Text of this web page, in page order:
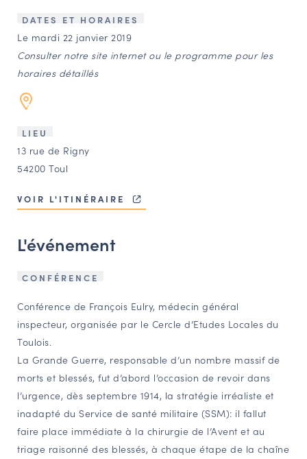
CONTACT
Agenda
Annuaire
Ressources
BOURSE D’ÉCHANGE
CARTES DES NAUDIN
Espace acteurs
NAVIGATION FILTRÉE « ACTEURS »
PORTAIL CULTURE
Comité d'Histoire Régionale
Service Inventaire et Patrimoines de la Région Grand Est
DATES ET HORAIRES
Le mardi 22 janvier 2019
Consulter notre site internet ou le programme pour les
horaires détaillés
LIEU
13 rue de Rigny
54200 Toul
VOIR L'ITINÉRAIRE
L'événement
CONFÉRENCE
Conférence de François Eulry, médecin général
inspecteur, organisée par le Cercle d’Etudes Locales du
Toulois.
La Grande Guerre, responsable d’un nombre massif de
morts et blessés, fut d’abord l’occasion de revoir dans
l’urgence, dès septembre 1914, la stratégie irréaliste et
inadapté du Service de santé militaire (SSM): il fallut
faire place immédiate à la chirurgie de l’Avent et au
triage raisonné des blessés, à chaque étape de la chaîne